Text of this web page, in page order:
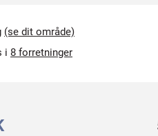
(se dit område)
i 8 forretninger